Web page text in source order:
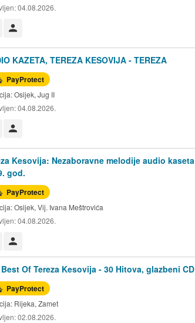
04.08.2026.
KAZETA, TEREZA KESOVIJA - TEREZA
PayProtect
Osijek, Jug II
04.08.2026.
Kesovija: Nezaboravne melodije audio
god.
PayProtect
Osijek, Vij. Ivana Meštrovića
04.08.2026.
Of Tereza Kesovija - 30 Hitova, glazbeni CD
PayProtect
Rijeka, Zamet
02.08.2026.